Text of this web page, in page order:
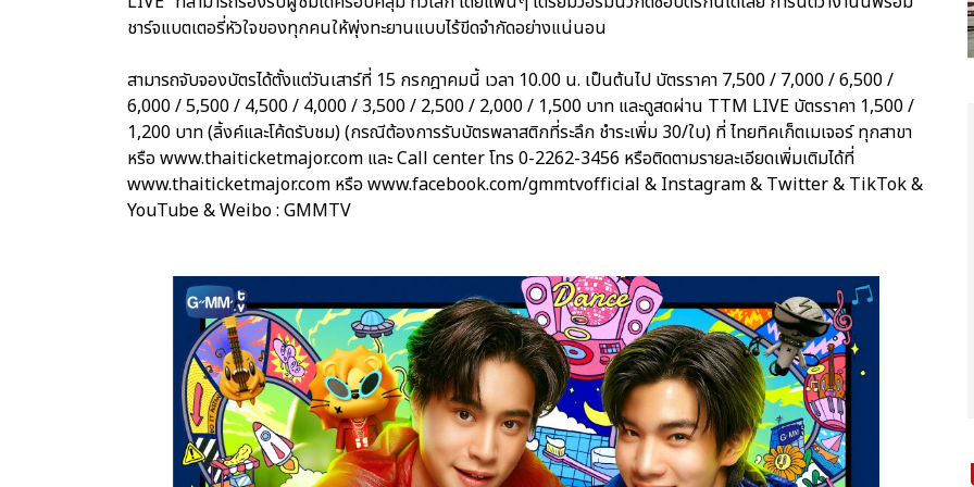
ชาร์จแบตเตอรี่หัวใจของทุกคนให้พุ่งทะยานแบบไร้ขีดจำกัดอย่างแน่นอน
สามารถจับจองบัตรได้ตั้งแต่วันเสาร์ที่ 15 กรกฎาคมนี้ เวลา 10.00 น. เป็นต้นไป บัตรราคา 7,500 / 7,000 / 6,500 /
6,000 / 5,500 / 4,500 / 4,000 / 3,500 / 2,500 / 2,000 / 1,500 บาท และดูสดผ่าน TTM LIVE บัตรราคา 1,500 /
1,200 บาท (ลิ้งค์และโค้ดรับชม) (กรณีต้องการรับบัตรพลาสติกที่ระลึก ชำระเพิ่ม 30/ใบ) ที่ ไทยทิคเก็ตเมเจอร์ ทุกสาขา
หรือ www.thaiticketmajor.com และ Call center โทร 0-2262-3456 หรือติดตามรายละเอียดเพิ่มเติมได้ที่
www.thaiticketmajor.com หรือ www.facebook.com/gmmtvofficial & Instagram & Twitter & TikTok &
YouTube & Weibo : GMMTV